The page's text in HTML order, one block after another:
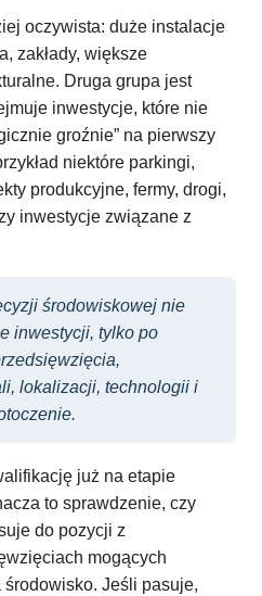
oczywista: duże instalacje
zakłady, większe
Druga grupa jest
inwestycje, które nie
groźnie” na pierwszy
niektóre parkingi,
produkcyjne, fermy, drogi,
inwestycje związane z
środowiskowej nie
inwestycji, tylko po
lokalizacji, technologii i
już na etapie
to sprawdzenie, czy
do pozycji z
mogących
środowisko. Jeśli pasuje,